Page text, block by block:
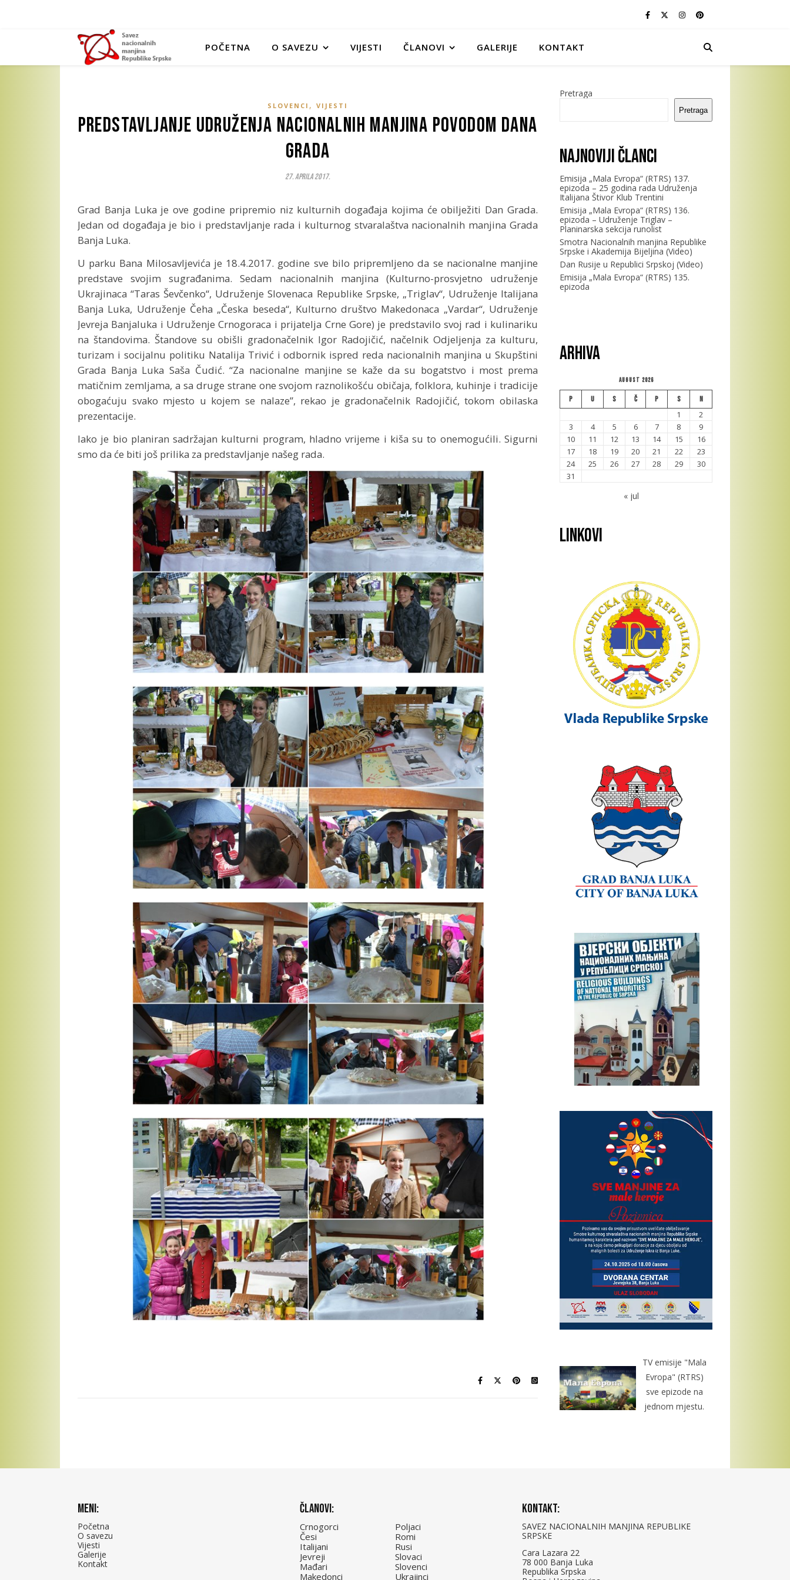
POČETNA O SAVEZU VIJESTI ČLANOVI GALERIJE KONTAKT
SLOVENCI , VIJESTI
Predstavljanje udruženja nacionalnih manjina povodom Dana
Grada
27. Aprila 2017.
Grad Banja Luka je ove godine pripremio niz kulturnih događaja kojima će obilježiti Dan Grada.
Jedan od događaja je bio i predstavljanje rada i kulturnog stvaralaštva nacionalnih manjina Grada
Banja Luka.
U parku Bana Milosavljevića je 18.4.2017. godine sve bilo pripremljeno da se nacionalne manjine
predstave svojim sugrađanima. Sedam nacionalnih manjina (Kulturno-prosvjetno udruženje
Ukrajinaca “Taras Ševčenko“, Udruženje Slovenaca Republike Srpske, „Triglav“, Udruženje Italijana
Banja Luka, Udruženje Čeha „Česka beseda“, Kulturno društvo Makedonaca „Vardar“, Udruženje
Jevreja Banjaluka i Udruženje Crnogoraca i prijatelja Crne Gore) je predstavilo svoj rad i kulinariku
na štandovima. Štandove su obišli gradonačelnik Igor Radojičić, načelnik Odjeljenja za kulturu,
turizam i socijalnu politiku Natalija Trivić i odbornik ispred reda nacionalnih manjina u Skupštini
Grada Banja Luka Saša Čudić. “Za nacionalne manjine se kaže da su bogatstvo i most prema
matičnim zemljama, a sa druge strane one svojom raznolikošću običaja, folklora, kuhinje i tradicije
obogaćuju svako mjesto u kojem se nalaze”, rekao je gradonačelnik Radojičić, tokom obilaska
prezentacije.
Iako je bio planiran sadržajan kulturni program, hladno vrijeme i kiša su to onemogućili. Sigurni
smo da će biti još prilika za predstavljanje našeg rada.
Pretraga
Pretraga
Najnoviji članci
Emisija „Mala Evropa“ (RTRS) 137.
epizoda – 25 godina rada Udruženja
Italijana Štivor Klub Trentini
Emisija „Mala Evropa“ (RTRS) 136.
epizoda – Udruženje Triglav –
Planinarska sekcija runolist
Smotra Nacionalnih manjina Republike
Srpske i Akademija Bijeljina (Video)
Dan Rusije u Republici Srpskoj (Video)
Emisija „Mala Evropa“ (RTRS) 135.
epizoda
Arhiva
August 2026
P U S Č P S N
1
2
3
4 5 6 7 8
9
10
11 12 13 14 15
16
17
18 19 20 21 22
23
24
25 26 27 28 29
30
31
« jul
Linkovi
TV emisije "Mala
Evropa" (RTRS)
sve epizode na
jednom mjestu.
Meni:
Početna
O savezu
Vijesti
Galerije
Kontakt
Članovi:
Crnogorci
Česi
Italijani
Jevreji
Mađari
Makedonci
Poljaci
Romi
Rusi
Slovaci
Slovenci
Ukrajinci
Kontakt:
SAVEZ NACIONALNIH MANJINA REPUBLIKE
SRPSKE
Cara Lazara 22
78 000 Banja Luka
Republika Srpska